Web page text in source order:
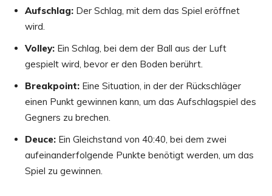
Aufschlag: Der Schlag, mit dem das Spiel eröffnet
wird.
Volley: Ein Schlag, bei dem der Ball aus der Luft
gespielt wird, bevor er den Boden berührt.
Breakpoint: Eine Situation, in der der Rückschläger
einen Punkt gewinnen kann, um das Aufschlagspiel des
Gegners zu brechen.
Deuce: Ein Gleichstand von 40:40, bei dem zwei
aufeinanderfolgende Punkte benötigt werden, um das
Spiel zu gewinnen.